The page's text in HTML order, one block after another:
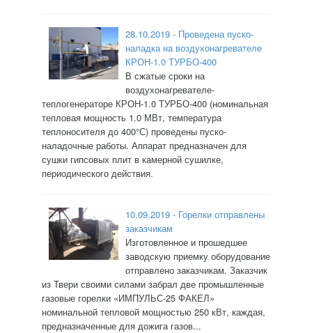
28.10.2019 - Проведена пуско-
наладка на воздухонагревателе
КРОН-1.0 ТУРБО-400
В сжатые сроки на
воздухонагревателе-
теплогенераторе КРОН-1.0 ТУРБО-400 (номинальная
тепловая мощность 1.0 МВт, температура
теплоносителя до 400°С) проведены пуско-
наладочные работы. Аппарат предназначен для
сушки гипсовых плит в камерной сушилке,
периодического действия.
10.09.2019 - Горелки отправлены
заказчикам
Изготовленное и прошедшее
заводскую приемку оборудование
отправлено заказчикам. Заказчик
из Твери своими силами забрал две промышленные
газовые горелки «ИМПУЛЬС-25 ФАКЕЛ»
номинальной тепловой мощностью 250 кВт, каждая,
предназначенные для дожига газов...